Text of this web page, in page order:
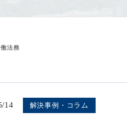
法務
14 解決事例・コラム